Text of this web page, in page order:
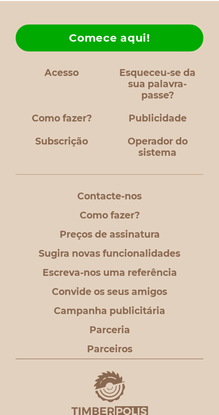
Acesso
Esqueceu-se da
sua palavra-
passe?
Como fazer?
Comece aqui!
Publicidade
Subscrição
Operador do
sistema
Contacte-nos
Como fazer?
Preços de assinatura
Sugira novas funcionalidades
Escreva-nos uma referência
Convide os seus amigos
Campanha publicitária
Parceria
Parceiros